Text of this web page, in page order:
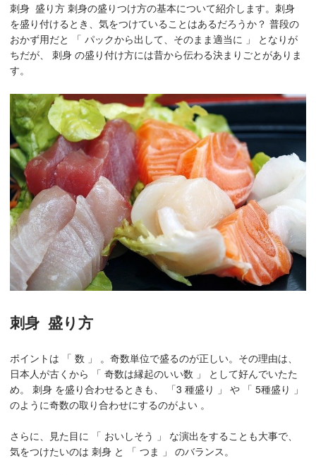
刺身 盛り方 刺身の盛りつけ方の基本について紹介します。刺身
を盛り付けるとき、気をつけていることはあるだろうか？ 普段の
おかず用だと 「 パックから出して、そのまま適当に 」 となりが
ちだが、 刺身 の盛り付け方には昔から伝わる決まりごとがありま
す。
刺身 盛り方
ポイントは 「 数 」 。奇数単位で盛るのが正しい。その理由は、
日本人が古くから 「 奇数は縁起のいい数 」 として好んでいたた
め。 刺身 を盛り合わせるときも、 「3 種盛り 」 や 「 5種盛り 」
のように奇数の取り合わせにするのがよい 。
さらに、見た目に 「 おいしそう 」 な演出をすることも大事で、
気をつけたいのは 刺身 と 「 つま 」 のバランス。